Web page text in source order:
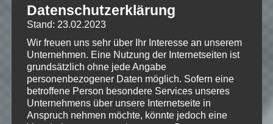
© 2015 Bethesda Softworks LLC, ein
ZeniMax-Media-Unternehmen. Bethesda,
Bethesda Softworks, Bethesda Game
Studios, ZeniMax und die dazugehörigen
Logos sind Marken oder eingetragene
Marken von ZeniMax Media Inc. in den
USA und/oder anderen Ländern. Alle
Datenschutzerklärung
Stand: 23.02.2023
Wir freuen uns sehr über Ihr Interesse an unserem
Unternehmen. Eine Nutzung der Internetseiten ist
grundsätzlich ohne jede Angabe
personenbezogener Daten möglich. Sofern eine
betroffene Person besondere Services unseres
Unternehmens über unsere Internetseite in
Anspruch nehmen möchte, könnte jedoch eine